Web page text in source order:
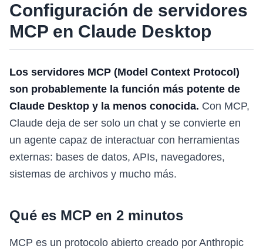
Configuración de servidores
MCP en Claude Desktop
Los servidores MCP (Model Context Protocol)
son probablemente la función más potente de
Claude Desktop y la menos conocida. Con MCP,
Claude deja de ser solo un chat y se convierte en
un agente capaz de interactuar con herramientas
externas: bases de datos, APIs, navegadores,
sistemas de archivos y mucho más.
Qué es MCP en 2 minutos
MCP es un protocolo abierto creado por Anthropic